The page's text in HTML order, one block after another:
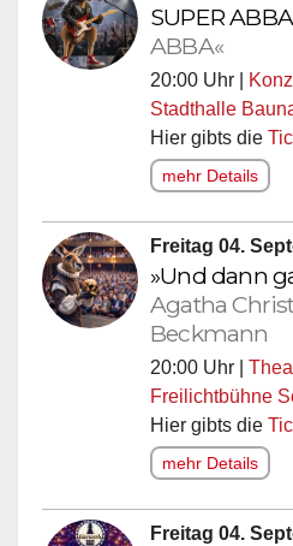
SUPER ABBA
ABBA«
20:00 Uhr |
Stadthalle
Hier gibts die
mehr Details
Freitag 04.
»Und dann
Agatha
Beckmann
20:00 Uhr |
Freilichtbühne
Hier gibts die
mehr Details
Freitag 04.